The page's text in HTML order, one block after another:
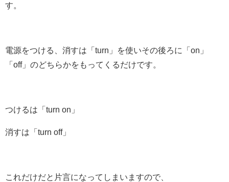
す。
電源をつける、消すは 「turn」 を使いその後ろに
「on」
「off」 のどちらかをもってくるだけです。
つけるは「turn on」
消すは「turn off」
これだけだと片言になってしまいますので、